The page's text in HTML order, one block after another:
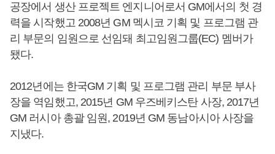
공장에서 생산 프로젝트 엔지니어로서 GM에서의 첫 경
력을 시작했고 2008년 GM 멕시코 기획 및 프로그램 관
리 부문의 임원으로 선임돼 최고임원그룹(EC) 멤버가
됐다.
2012년에는 한국GM 기획 및 프로그램 관리 부문 부사
장을 역임했고, 2015년 GM 우즈베키스탄 사장, 2017년
GM 러시아 총괄 임원, 2019년 GM 동남아시아 사장을
지냈다.